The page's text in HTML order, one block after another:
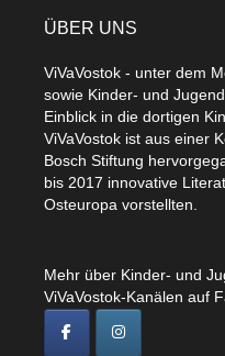
ÜBER UNS
ViVaVostok - unter dem
sowie Kinder- und
Einblick in die dortigen
ViVaVostok ist aus einer
Bosch Stiftung
bis 2017 innovative
Osteuropa vorstellten.
Mehr über Kinder- und
ViVaVostok-Kanälen auf